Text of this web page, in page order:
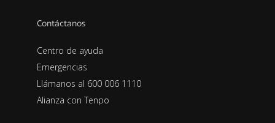
Contáctanos
Centro de ayuda
Emergencias
Llámanos al 600 006 1110
Alianza con Tenpo